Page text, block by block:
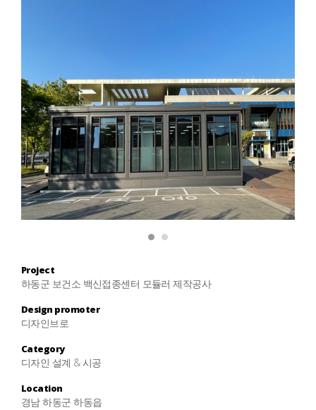
1 2
Project
하동군 보건소 백신접종센터 모듈러 제작공사
Design promoter
디자인브로
Category
디자인 설계 & 시공
Location
경남 하동군 하동읍